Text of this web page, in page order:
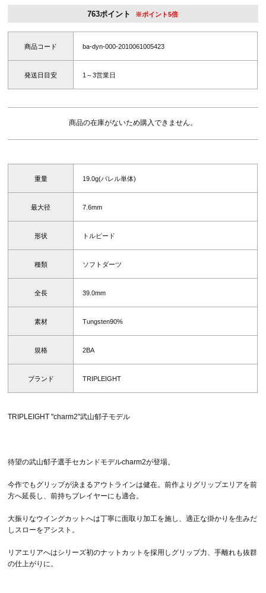
763ポイント ※ポイント5倍
商品コード ba-dyn-000-2010061005423
発送日目安 1～3営業日
商品の在庫がないため購入できません。
重量 19.0g(バレル単体)
最大径 7.6mm
形状 トルピード
種類 ソフトダーツ
全長 39.0mm
素材 Tungsten90%
規格 2BA
ブランド TRIPLEIGHT
TRIPLEIGHT "charm2"武山郁子モデル
待望の武山郁子選手セカンドモデルcharm2が登場。
今作でもグリップが決まるアウトラインは健在。前作よりグリップエリアを前
方へ延長し、前持ちプレイヤーにも適合。
大振りなウイングカットへは丁寧に面取り加工を施し、適正な掛かりを生みだ
しスローをアシスト。
リアエリアへはシリーズ初のナットカットを採用しグリップ力、手離れも抜群
の仕上がりに。